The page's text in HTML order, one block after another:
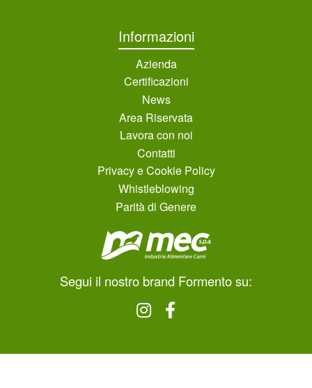
Informazioni
Azienda
Certificazioni
News
Area Riservata
Lavora con noi
Contatti
Privacy e Cookie Policy
Whistleblowing
Parità di Genere
Segui il nostro brand Formento su: